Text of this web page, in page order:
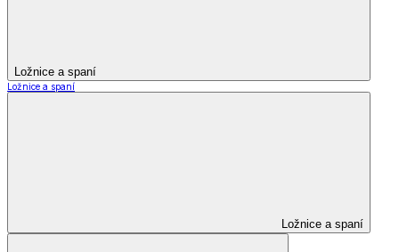
Ložnice a spaní
Ložnice a spaní
Ložnice a spaní